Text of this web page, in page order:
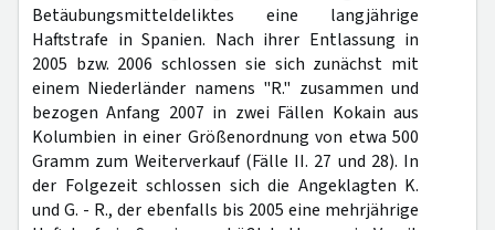
Betäubungsmitteldeliktes eine langjährige
Haftstrafe in Spanien. Nach ihrer Entlassung in
2005 bzw. 2006 schlossen sie sich zunächst mit
einem Niederländer namens "R." zusammen und
bezogen Anfang 2007 in zwei Fällen Kokain aus
Kolumbien in einer Größenordnung von etwa 500
Gramm zum Weiterverkauf (Fälle II. 27 und 28). In
der Folgezeit schlossen sich die Angeklagten K.
und G. - R., der ebenfalls bis 2005 eine mehrjährige